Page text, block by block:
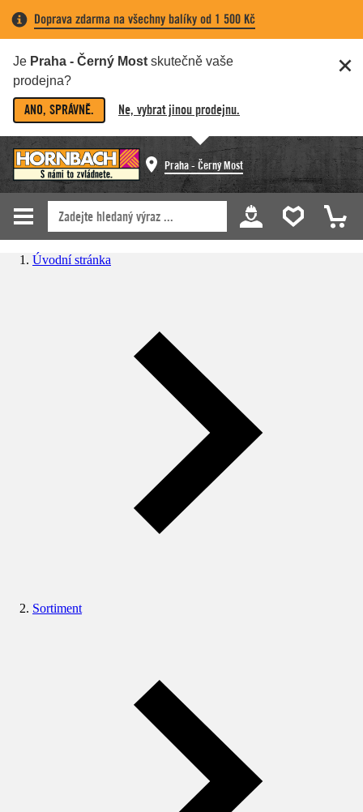
Doprava zdarma na všechny balíky od 1 500 Kč
Je Praha - Černý Most skutečně vaše
prodejna?
ANO, SPRÁVNĚ. Ne, vybrat jinou prodejnu.
Praha - Černý Most
Úvodní stránka
Sortiment